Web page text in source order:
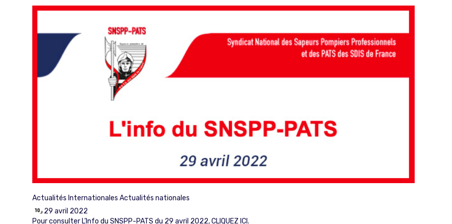
Actualités Internationales Actualités nationales
29 avril 2022
Pour consulter L’Info du SNSPP-PATS du 29 avril 2022,CLIQUEZ ICI.